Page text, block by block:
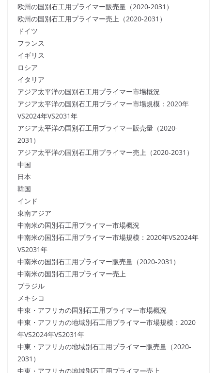
欧州の国別石工用プライマー販売量（2020-2031）
欧州の国別石工用プライマー売上（2020-2031）
ドイツ
フランス
イギリス
ロシア
イタリア
アジア太平洋の国別石工用プライマー市場概況
アジア太平洋の国別石工用プライマー市場規模：2020年
VS2024年VS2031年
アジア太平洋の国別石工用プライマー販売量（2020-
2031）
アジア太平洋の国別石工用プライマー売上（2020-2031）
中国
日本
韓国
インド
東南アジア
中南米の国別石工用プライマー市場概況
中南米の国別石工用プライマー市場規模：2020年VS2024年
VS2031年
中南米の国別石工用プライマー販売量（2020-2031）
中南米の国別石工用プライマー売上
ブラジル
メキシコ
中東・アフリカの国別石工用プライマー市場概況
中東・アフリカの地域別石工用プライマー市場規模：2020
年VS2024年VS2031年
中東・アフリカの地域別石工用プライマー販売量（2020-
2031）
中東・アフリカの地域別石工用プライマー売上